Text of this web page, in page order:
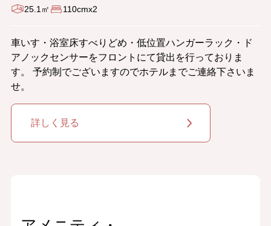
25.1㎡ 110cmx2
車いす・浴室床すべりどめ・低位置ハンガーラック・ド
アノックセンサーをフロントにて貸出を行っておりま
す。 予約制でございますのでホテルまでご連絡下さいま
せ。
詳しく見る